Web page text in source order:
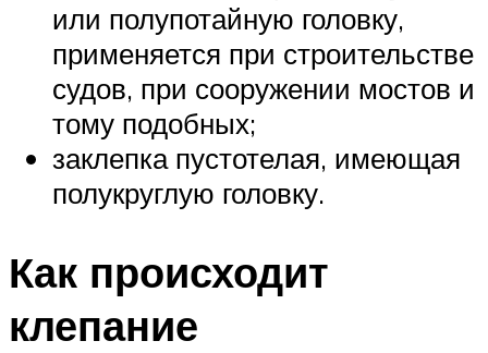
или полупотайную головку,
применяется при строительстве
судов, при сооружении мостов и
тому подобных;
заклепка пустотелая, имеющая
полукруглую головку.
Как происходит
клепание